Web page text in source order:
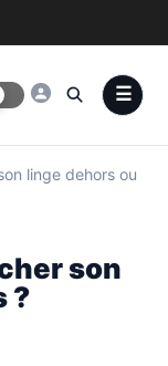
linge dehors ou
son
?